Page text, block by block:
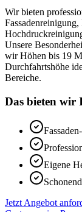
Wir bieten
Unsere
wir Höhen bis 19
Durchfahrtshöhe
Bereiche.
Das bieten wir
Eigene
Jetzt Angebot